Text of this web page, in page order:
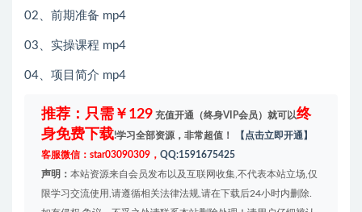
02、前期准备 mp4
03、实操课程 mp4
04、项目简介 mp4
推荐：只需￥129 充值开通（终身VIP会员）就可以终
身免费下载!学习全部资源，非常超值！
【点击立即开通】
客服微信：star03090309， QQ:1591675425
声明： 本站资源来自会员发布以及互联网收集,不代表本站立场,仅
限学习交流使用,请遵循相关法律法规,请在下载后24小时内删除.